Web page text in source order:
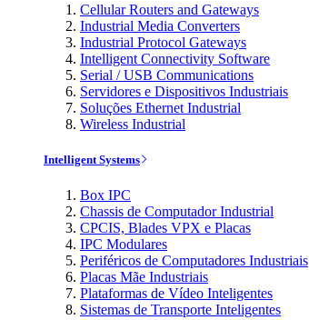
Cellular Routers and Gateways
Industrial Media Converters
Industrial Protocol Gateways
Intelligent Connectivity Software
Serial / USB Communications
Servidores e Dispositivos Industriais
Soluções Ethernet Industrial
Wireless Industrial
Intelligent Systems
Box IPC
Chassis de Computador Industrial
CPCIS, Blades VPX e Placas
IPC Modulares
Periféricos de Computadores Industriais
Placas Mãe Industriais
Plataformas de Vídeo Inteligentes
Sistemas de Transporte Inteligentes